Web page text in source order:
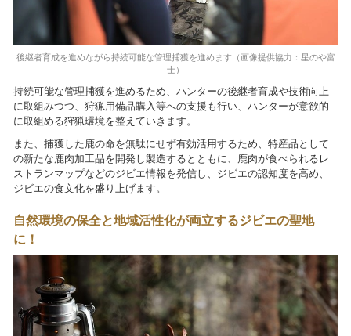
後継者育成を進めながら持続可能な管理捕獲を進めます（画像提供協力：星のや富
士）
持続可能な管理捕獲を進めるため、ハンターの後継者育成や技術向上
に取組みつつ、狩猟用備品購入等への支援も行い、ハンターが意欲的
に取組める狩猟環境を整えていきます。
また、捕獲した鹿の命を無駄にせず有効活用するため、特産品として
の新たな鹿肉加工品を開発し製造するとともに、鹿肉が食べられるレ
ストランマップなどのジビエ情報を発信し、ジビエの認知度を高め、
ジビエの食文化を盛り上げます。
自然環境の保全と地域活性化が両立するジビエの聖地
に！